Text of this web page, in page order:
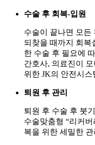
수술 후 회복-입원
수술이 끝나면 모든
되찾을 때까지 회복
한 수술 후 필요에
간호사, 의료진이
위한 JK의 안전시
퇴원 후 관리
퇴원 후 수술 후 붓
수술맞춤형 “리커
복을 위한 세밀한